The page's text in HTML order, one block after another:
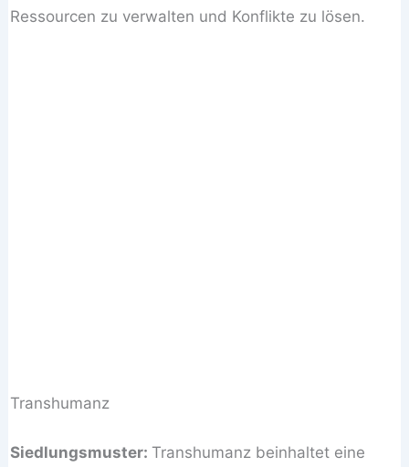
Ressourcen zu verwalten und Konflikte zu lösen.
Transhumanz
Siedlungsmuster: Transhumanz beinhaltet eine